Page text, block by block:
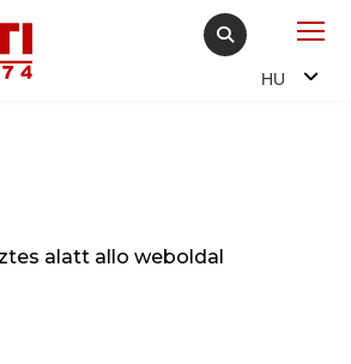
HU
alatt allo weboldal